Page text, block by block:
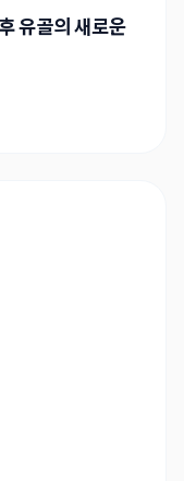
유골의 새로운